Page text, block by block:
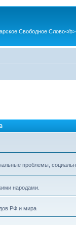
Свободное Слово</b>
проблемы,
народами.
РФ и мира